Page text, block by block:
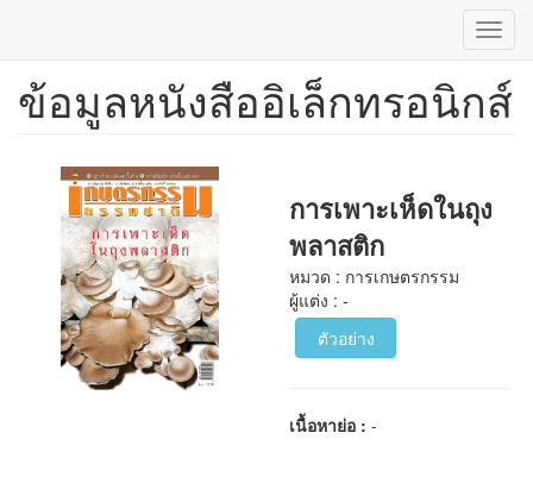
ข้าม
ข้อมูลหนังสืออิเล็กทรอนิกส์
การเพาะเห็ดในถุง
พลาสติก
หมวด : การเกษตรกรรม
ผู้แต่ง : -
ตัวอย่าง
เนื้อหาย่อ :-